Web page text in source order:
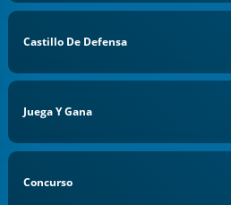
Castillo De Defensa
Juega Y Gana
Concurso